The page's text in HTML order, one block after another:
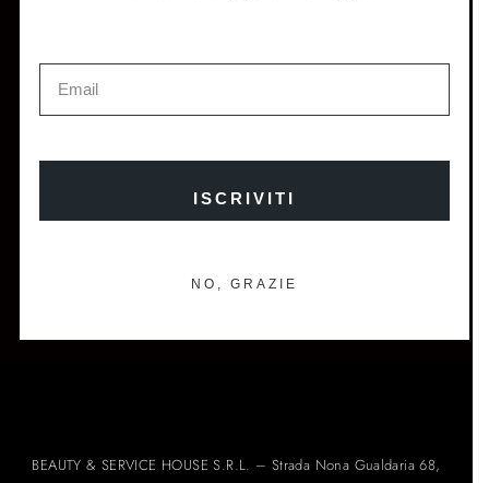
Store Locator
Newsletter
PRIMO ORDINE
BEAUTY & SERVICE HOUSE S.R.L. – Strada Nona Gualdaria 68,
ISCRIVITI
NO, GRAZIE